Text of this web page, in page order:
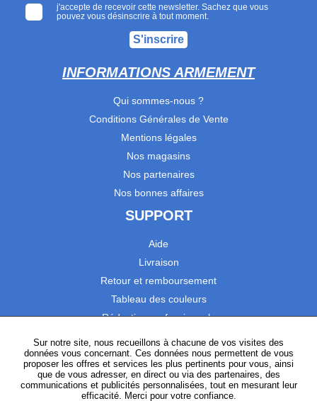
j'accepte de recevoir cette newsletter. Sachez que vous
pouvez vous désinscrire à tout moment.
S'inscrire
INFORMATIONS ARMEMENT
Qui sommes-nous ?
Conditions Générales de Vente
Mentions légales
Nos magasins
Nos partenaires
Nos bonnes affaires
SUPPORT
Aide
Livraison
Retour et remboursement
Tableau des couleurs
Réduction professionnels
Satisfaction Clients
SUIVEZ-NOUS
Sur notre site, nous recueillons à chacune de vos visites des
données vous concernant. Ces données nous permettent de vous
proposer les offres et services les plus pertinents pour vous, ainsi
que de vous adresser, en direct ou via des partenaires, des
communications et publicités personnalisées, tout en mesurant leur
efficacité. Merci pour votre confiance.